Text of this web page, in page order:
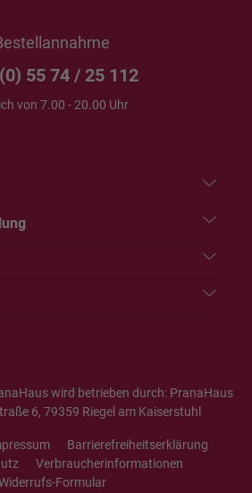
55 74 / 25 112
von 7.00 - 20.00 Uhr
wird betrieben durch: PranaHaus
6, 79359 Riegel am Kaiserstuhl
Barrierefreiheitserklärung
Verbraucherinformationen
Formular